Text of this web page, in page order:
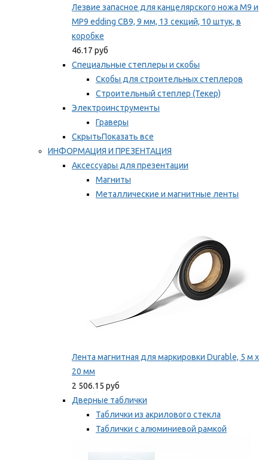
Лезвие запасное для канцелярского ножа M9 и
MP9 edding CB9, 9 мм, 13 секций, 10 штук, в
коробке
46.17 руб
Специальные степлеры и скобы
Скобы для строительных степлеров
Строительный степлер (Текер)
Электроинструменты
Граверы
СкрытьПоказать все
ИНФОРМАЦИЯ И ПРЕЗЕНТАЦИЯ
Аксессуары для презентации
Магниты
Металлические и магнитные ленты
Лента магнитная для маркировки Durable, 5 м х
20 мм
2 506.15 руб
Дверные таблички
Таблички из акрилового стекла
Таблички с алюминиевой рамкой